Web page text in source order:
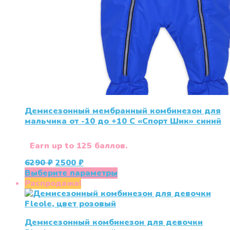
Демисезонный мембранный комбинезон для
мальчика от -10 до +10 С «Спорт Шик» синий
Earn up to 125 баллов.
6290₽ Первоначальная
цена
составляла
6290 ₽.
2500 ₽Текущая
цена:
Выберите параметры
имеет
Опции
Распродажа!
Демисезонный комбинезон для девочки